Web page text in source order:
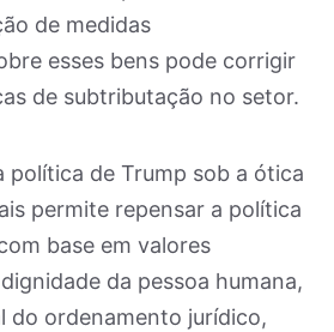
de medidas
esses bens pode corrigir
de subtributação no setor.
política de Trump sob a ótica
permite repensar a política
base em valores
da pessoa humana,
do ordenamento jurídico,